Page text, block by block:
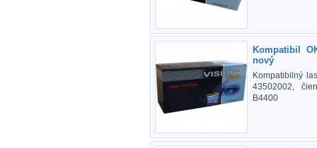
Kompatibil
nový
Kompatibilný
43502002,
B4400